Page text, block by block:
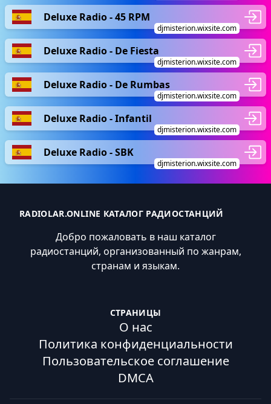
Deluxe Radio - 45 RPM
djmisterion.wixsite.com
Deluxe Radio - De Fiesta
djmisterion.wixsite.com
Deluxe Radio - De Rumbas
djmisterion.wixsite.com
Deluxe Radio - Infantil
djmisterion.wixsite.com
Deluxe Radio - SBK
djmisterion.wixsite.com
RADIOLAR.ONLINE КАТАЛОГ РАДИОСТАНЦИЙ
Добро пожаловать в наш каталог
радиостанций, организованный по жанрам,
странам и языкам.
СТРАНИЦЫ
О нас
Политика конфиденциальности
Пользовательское соглашение
DMCA